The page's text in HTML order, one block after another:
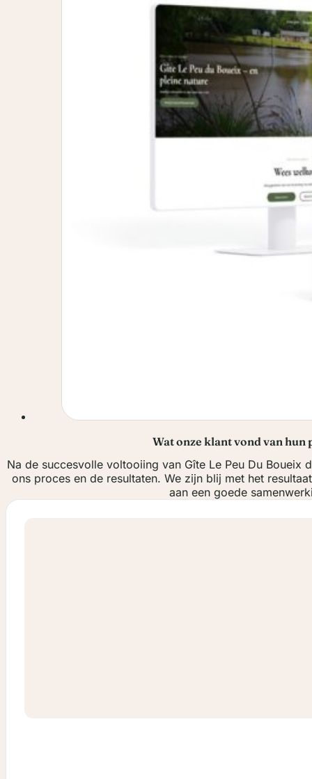
Wat onze klant vond van hun
Na de succesvolle voltooiing van Gîte Le Peu Du Boueix
ons proces en de resultaten. We zijn blij met het
aan een goede